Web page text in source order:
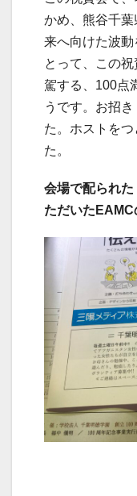
かめ、熊谷千
来へ向けた波
とって、この
駕する、100点
うです。お招
た。ホストを
た。
会場で配られ
ただいたEAMC